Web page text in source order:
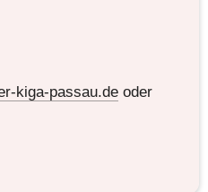
kiga-passau.de